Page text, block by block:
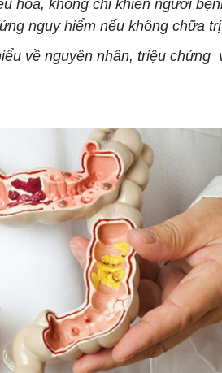
hóa, không chỉ khiến người
nguy hiểm nếu không chữa
về nguyên nhân, triệu chứng